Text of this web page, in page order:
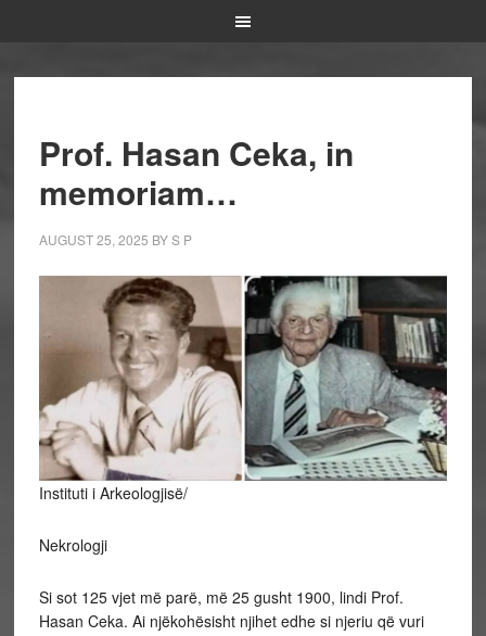
Prof. Hasan Ceka, in
memoriam…
AUGUST 25, 2025 BYS P
Instituti i Arkeologjisë/
Nekrologji
Si sot 125 vjet më parë, më 25 gusht 1900, lindi Prof.
Hasan Ceka. Ai njëkohësisht njihet edhe si njeriu që vuri